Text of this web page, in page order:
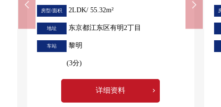
房型/面积 2LDK/ 55.32m²
地址 东京都江东区有明2丁目
车站 黎明
(3分)
详细资料